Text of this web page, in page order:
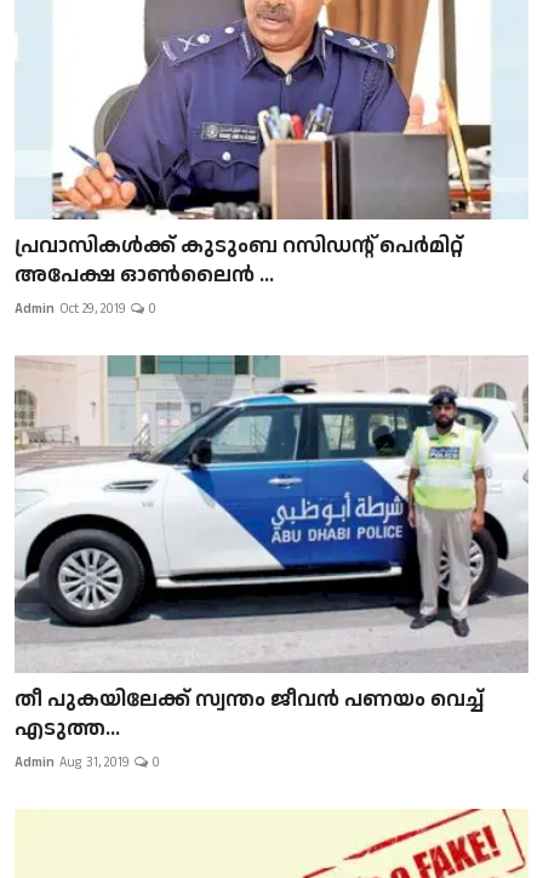
പ്രവാസികള്‍ക്ക് കുടുംബ റസിഡന്റ് പെർമിറ്റ്
അപേക്ഷ ഓൺലൈൻ ...
Admin Oct 29, 2019 0
​​​​​​​തീ പുകയിലേക്ക് സ്വന്തം ജീവന്‍ പണയം വെച്ച്
എടുത്ത...
Admin Aug 31, 2019 0